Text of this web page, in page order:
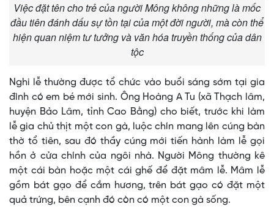
Việc đặt tên cho trẻ của người Mông không những là mốc
đầu tiên đánh dấu sự tồn tại của một đời người, mà còn thể
hiện quan niệm tư tưởng và văn hóa truyền thống của dân
tộc
Nghi lễ thường được tổ chức vào buổi sáng sớm tại gia
đình có em bé mới sinh. Ông Hoàng A Tu (xã Thạch lâm,
huyện Bảo Lâm, tỉnh Cao Bằng) cho biết, trước khi làm
lễ gia chủ thịt một con gà, luộc chín mang lên cúng bàn
thờ tổ tiên, sau đó thầy cúng mới tiến hành làm lễ gọi
hồn ở cửa chính của ngôi nhà. Người Mông thường kê
một cái bàn hoặc một cái ghế để đặt mâm lễ. Mâm lễ
gồm bát gạo để cắm hương, trên bát gạo có đặt một
quả trứng, bên cạnh đó còn có một con gà sống.